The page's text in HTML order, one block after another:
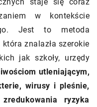
w kontekście
Jest to metoda
znalazła szerokie
jak szkoły, urzędy
utleniającym,
wirusy i pleśnie,
ryzyka